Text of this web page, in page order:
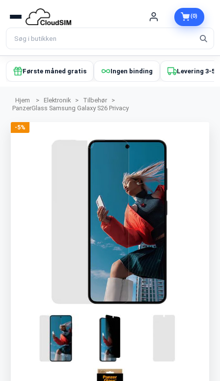
(0)
Første måned gratis Ingen binding Levering 3-5
Hjem > Elektronik > Tilbehør
>
PanzerGlass Samsung Galaxy S26 Privacy
-5%